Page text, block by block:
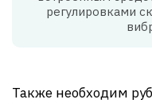
регулировками
Также необходим